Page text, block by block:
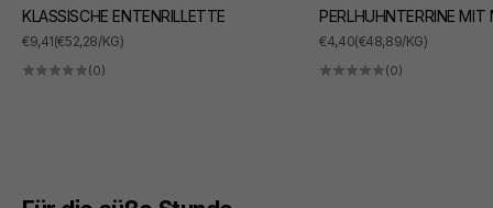
KLASSISCHE ENTENRILLETTE
ANGEBOT
€9,41(€52,28/KG)
(0)
PERLHUHNTERRINE MIT
ANGEBOT
€4,40(€48,89/KG)
(0)